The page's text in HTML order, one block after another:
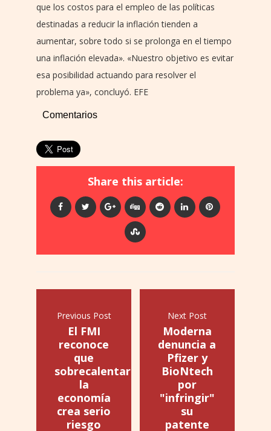
que los costos para el empleo de las políticas
destinadas a reducir la inflación tienden a
aumentar, sobre todo si se prolonga en el tiempo
una inflación elevada». «Nuestro objetivo es evitar
esa posibilidad actuando para resolver el
problema ya», concluyó. EFE
Comentarios
Share this article:
Previous Post
El FMI
reconoce
que
sobrecalentar
la
economía
crea serio
riesgo
Next Post
Moderna
denuncia a
Pfizer y
BioNtech
por
"infringir"
su
patente